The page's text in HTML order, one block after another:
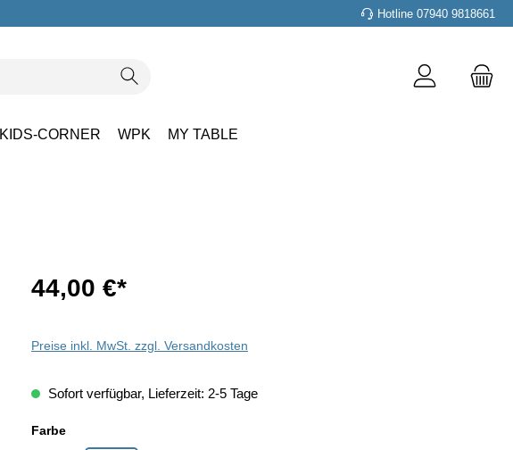
Hotline 07940 9818661
KIDS-CORNER WPK MY TABLE
44,00 €*
Preise inkl. MwSt. zzgl. Versandkosten
Sofort verfügbar, Lieferzeit: 2-5 Tage
Farbeauswählen